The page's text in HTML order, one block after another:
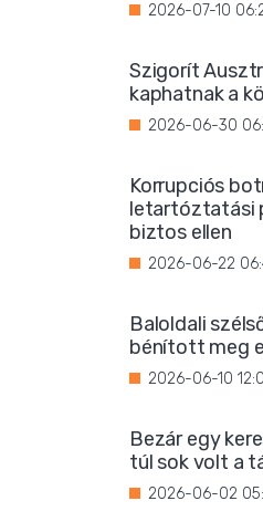
2026-07-10
Szigorít
kaphatnak a
2026-06-30
Korrupciós
letartóztatási
biztos ellen
2026-06-22
Baloldali
bénított meg
2026-06-10
Bezár egy
túl sok volt a
2026-06-02